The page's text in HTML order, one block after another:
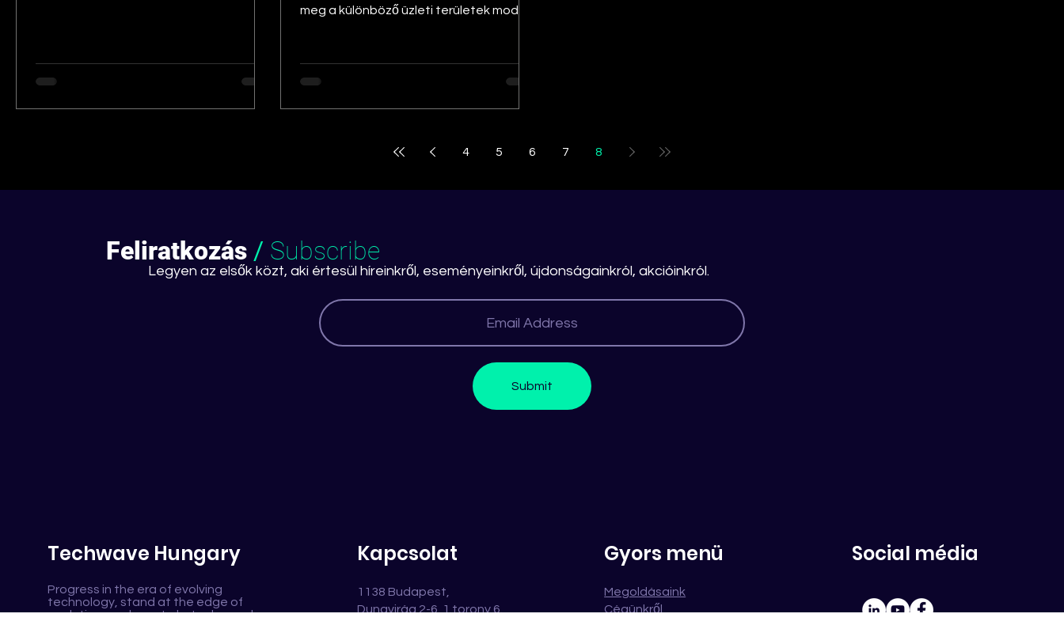
meg a különböző üzleti területek modern
4 5 6 7 8
Feliratkozás / Subscribe
Legyen az elsők közt, aki értesül híreinkről, eseményeinkről, újdonságainkról, akcióinkról.
Submit
Techwave Hungary
Progress in the era of evolving
technology, stand at the edge of
evolution, push past obstacles and
Kapcsolat
1138 Budapest,
Dunavirág 2-6. 1.torony 6.
Gyors menü
Megoldásaink
Cégünkről
Social média